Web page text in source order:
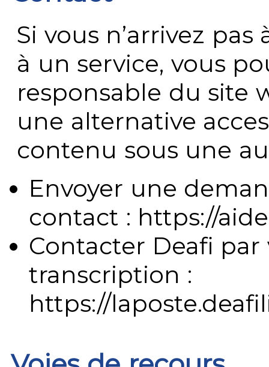
Si vous n’arrivez
à un service, vous
responsable du site
une alternative
contenu sous une
Envoyer une
contact : https://
Contacter Deafi
transcription :
https://